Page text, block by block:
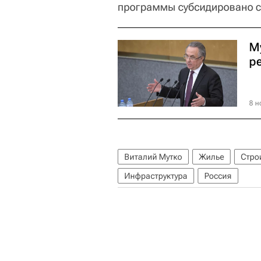
программы субсидировано
8
Виталий Мутко Жилье
Инфраструктура
Россия